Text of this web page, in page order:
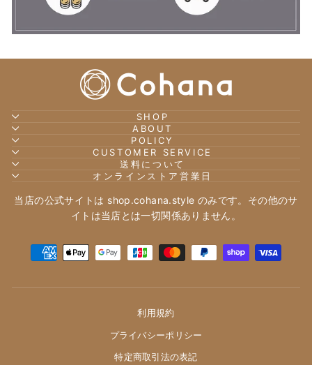
SHOP
ABOUT
POLICY
CUSTOMER SERVICE
送料について
オンラインストア営業日
当店の公式サイトは shop.cohana.style のみです。その他のサ
イトは当店とは一切関係ありません。
利用規約
プライバシーポリシー
特定商取引法の表記